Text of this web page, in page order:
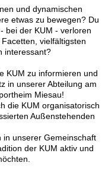
und dynamischen
etwas zu bewegen? Du
bei der KUM - verloren
vielfältigsten
interessant?
KUM zu informieren und
in unserer Abteilung am
Miesau!
die KUM organisatorisch
Außenstehenden
in unserer Gemeinschaft
der KUM aktiv und